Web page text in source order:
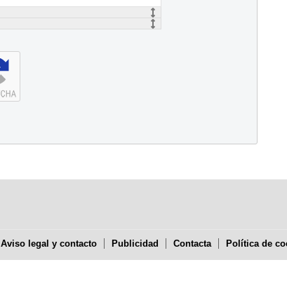
Aviso legal y contacto Publicidad Contacta Política de